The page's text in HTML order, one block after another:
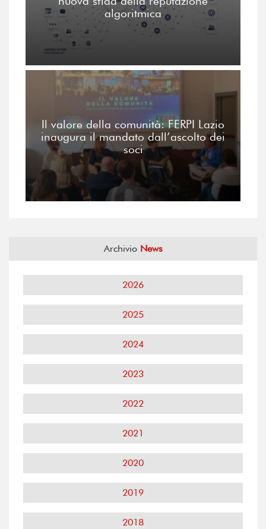
algoritmica
Il valore della comunità: FERPI Lazio
inaugura il mandato dall’ascolto dei
soci
Archivio News
2026
2025
2024
2023
2022
2021
2020
2019
2018